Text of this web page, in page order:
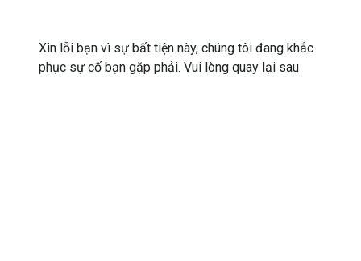
Xin lỗi bạn vì sự bất tiện này, chúng tôi đang khắc
phục sự cố bạn gặp phải. Vui lòng quay lại sau